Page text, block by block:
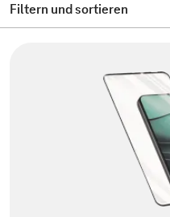
Filtern und sortieren